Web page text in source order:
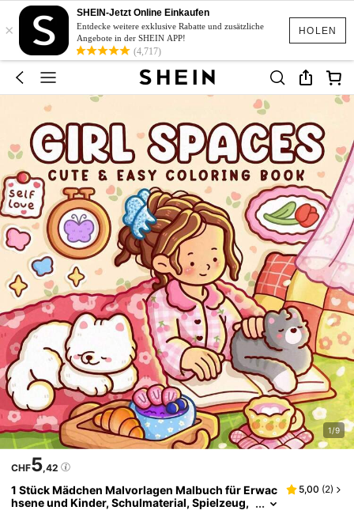
HOLEN
×
SHEIN-Jetzt Online Einkaufen
Entdecke weitere exklusive Rabatte und zusätzliche
Angebote in der SHEIN APP!
(4,717)
1/9
CHF5,42
1 Stück Mädchen Malvorlagen Malbuch für Erwac
hsene und Kinder, Schulmaterial, Spielzeug,
5,00 (2)